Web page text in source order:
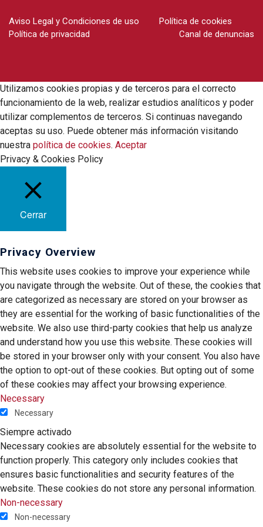
Aviso Legal y Condiciones de uso
Política de cookies
Política de privacidad
Canal de denuncias
Utilizamos cookies propias y de terceros para el correcto
funcionamiento de la web, realizar estudios analíticos y poder
utilizar complementos de terceros. Si continuas navegando
aceptas su uso. Puede obtener más información visitando
nuestra política de cookies. Aceptar
Privacy & Cookies Policy
Cerrar
Privacy Overview
This website uses cookies to improve your experience while
you navigate through the website. Out of these, the cookies that
are categorized as necessary are stored on your browser as
they are essential for the working of basic functionalities of the
website. We also use third-party cookies that help us analyze
and understand how you use this website. These cookies will
be stored in your browser only with your consent. You also have
the option to opt-out of these cookies. But opting out of some
of these cookies may affect your browsing experience.
Necessary
Necessary
Siempre activado
Necessary cookies are absolutely essential for the website to
function properly. This category only includes cookies that
ensures basic functionalities and security features of the
website. These cookies do not store any personal information.
Non-necessary
Non-necessary